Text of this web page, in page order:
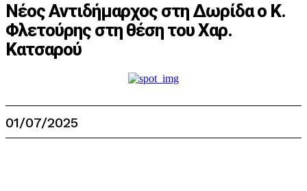
Νέος Αντιδήμαρχος στη Δωρίδα o Κ.
Φλετούρης στη θέση του Χαρ.
Κατσαρού
01/07/2025